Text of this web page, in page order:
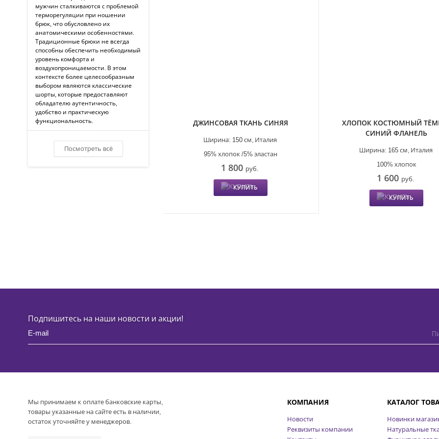
мужчин сталкиваются с проблемой
терморегуляции при ношении
брюк, что обусловлено их
анатомическими особенностями.
Традиционные брюки не всегда
способны обеспечить необходимый
уровень комфорта и
воздухопроницаемости. В этом
контексте более целесообразным
выбором являются классические
шорты, которые предоставляют
обладателю аутентичность,
удобство и практическую
функциональность.
Посмотреть всё
ДЖИНСОВАЯ ТКАНЬ СИНЯЯ
Италия
Ширина: 150 см,
95% хлопок /5% эластан
1 800 руб.
КУПИТЬ
ХЛОПОК КОСТЮМНЫЙ
СИНИЙ ФЛАНЕЛЬ
Италия
Ширина: 165 см,
100% хлопок
1 600 руб.
КУПИТЬ
Подпишитесь на наши новости и акции!
Мы принимаем к оплате банковские карты,
товары указанные на сайте есть в наличии,
остаток уточняйте у менеджеров.
КОМПАНИЯ
Новости
Реквизиты компании
КАТАЛОГ
Новинки
Натуральные